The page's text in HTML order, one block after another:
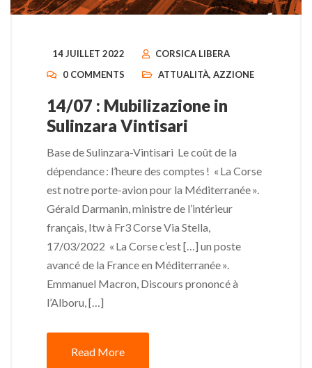
14 JUILLET 2022
CORSICA LIBERA
0 COMMENTS
ATTUALITÀ, AZZIONE
14/07 : Mubilizazione in
Sulinzara Vintisari
Base de Sulinzara-Vintisari Le coût de la
dépendance : l’heure des comptes ! « La Corse
est notre porte-avion pour la Méditerranée ».
Gérald Darmanin, ministre de l’intérieur
français, Itw à Fr3 Corse Via Stella,
17/03/2022 « La Corse c’est […] un poste
avancé de la France en Méditerranée ».
Emmanuel Macron, Discours prononcé à
l’Alboru, […]
Read More